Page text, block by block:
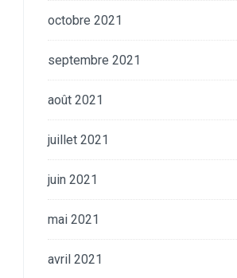
octobre 2021
septembre 2021
août 2021
juillet 2021
juin 2021
mai 2021
avril 2021